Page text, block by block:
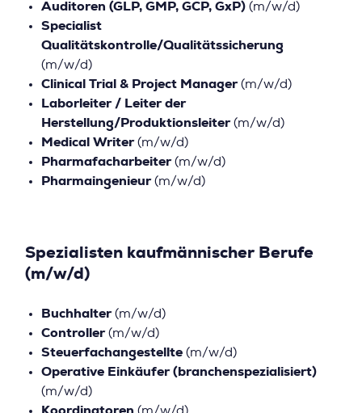
Auditoren (GLP, GMP, GCP, GxP) (m/w/d)
Specialist
Qualitätskontrolle/Qualitätssicherung
(m/w/d)
Clinical Trial & Project Manager(m/w/d)
Laborleiter / Leiter der
Herstellung/Produktionsleiter(m/w/d)
Medical Writer(m/w/d)
Pharmafacharbeiter(m/w/d)
Pharmaingenieur(m/w/d)
Spezialisten kaufmännischer Berufe
(m/w/d)
Buchhalter(m/w/d)
Controller(m/w/d)
Steuerfachangestellte (m/w/d)
Operative Einkäufer (branchenspezialisiert)
(m/w/d)